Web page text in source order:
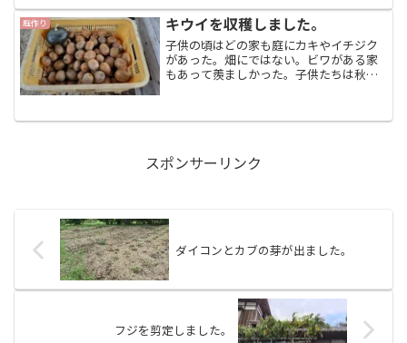
近年毎年聞く台詞である。異常気象が異
常でなくなってきている...
庭作り キウイを収穫しました。
子供の頃はどの家も庭にカキやイチジク
があった。畑にではない。ビワがある家
もあって羨ましかった。子供たちは秋に
なかったキウイがある。手入れも簡単で
スポンサーリンク
ダイコンとカブの芽が出ました。
フジを剪定しました。